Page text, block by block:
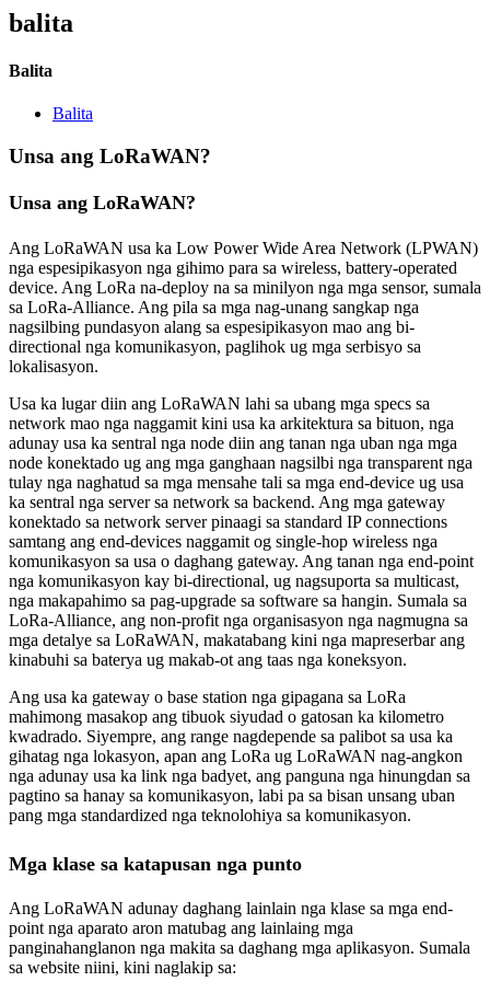
balita
Balita
Balita
Unsa ang LoRaWAN?
Unsa ang LoRaWAN?
Ang LoRaWAN usa ka Low Power Wide Area Network (LPWAN)
nga espesipikasyon nga gihimo para sa wireless, battery-operated
device. Ang LoRa na-deploy na sa minilyon nga mga sensor, sumala
sa LoRa-Alliance. Ang pila sa mga nag-unang sangkap nga
nagsilbing pundasyon alang sa espesipikasyon mao ang bi-
directional nga komunikasyon, paglihok ug mga serbisyo sa
lokalisasyon.
Usa ka lugar diin ang LoRaWAN lahi sa ubang mga specs sa
network mao nga naggamit kini usa ka arkitektura sa bituon, nga
adunay usa ka sentral nga node diin ang tanan nga uban nga mga
node konektado ug ang mga ganghaan nagsilbi nga transparent nga
tulay nga naghatud sa mga mensahe tali sa mga end-device ug usa
ka sentral nga server sa network sa backend. Ang mga gateway
konektado sa network server pinaagi sa standard IP connections
samtang ang end-devices naggamit og single-hop wireless nga
komunikasyon sa usa o daghang gateway. Ang tanan nga end-point
nga komunikasyon kay bi-directional, ug nagsuporta sa multicast,
nga makapahimo sa pag-upgrade sa software sa hangin. Sumala sa
LoRa-Alliance, ang non-profit nga organisasyon nga nagmugna sa
mga detalye sa LoRaWAN, makatabang kini nga mapreserbar ang
kinabuhi sa baterya ug makab-ot ang taas nga koneksyon.
Ang usa ka gateway o base station nga gipagana sa LoRa
mahimong masakop ang tibuok siyudad o gatosan ka kilometro
kwadrado. Siyempre, ang range nagdepende sa palibot sa usa ka
gihatag nga lokasyon, apan ang LoRa ug LoRaWAN nag-angkon
nga adunay usa ka link nga badyet, ang panguna nga hinungdan sa
pagtino sa hanay sa komunikasyon, labi pa sa bisan unsang uban
pang mga standardized nga teknolohiya sa komunikasyon.
Mga klase sa katapusan nga punto
Ang LoRaWAN adunay daghang lainlain nga klase sa mga end-
point nga aparato aron matubag ang lainlaing mga
panginahanglanon nga makita sa daghang mga aplikasyon. Sumala
sa website niini, kini naglakip sa: